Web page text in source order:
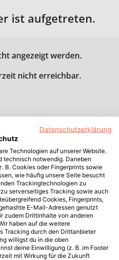
ist aufgetreten.
angezeigt werden.
nicht erreichbar.
Datenschutzerklärung
Technologien auf unserer Website.
technisch notwendig. Daneben
B. Cookies oder Fingerprints sowie
wie häufig unsere Seite besucht
Trackingtechnologien zu
serverseitiges Tracking sowie auch
Cookies, Fingerprints,
E-Mail-Adressen genutzt
zudem Drittinhalte von anderen
haben auf die weitere
Tracking durch den Drittanbieter
willigst du in die oben
deine Einwilligung (z. B. im Footer
mit Wirkung für die Zukunft